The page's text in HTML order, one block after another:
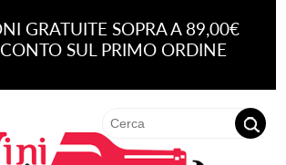
GRATUITE SOPRA A 89,00€
SUL PRIMO ORDINE